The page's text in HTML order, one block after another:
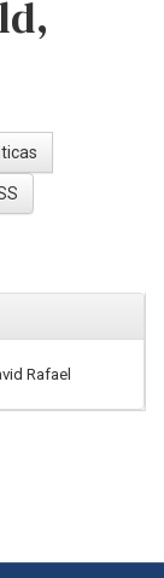
Rafael